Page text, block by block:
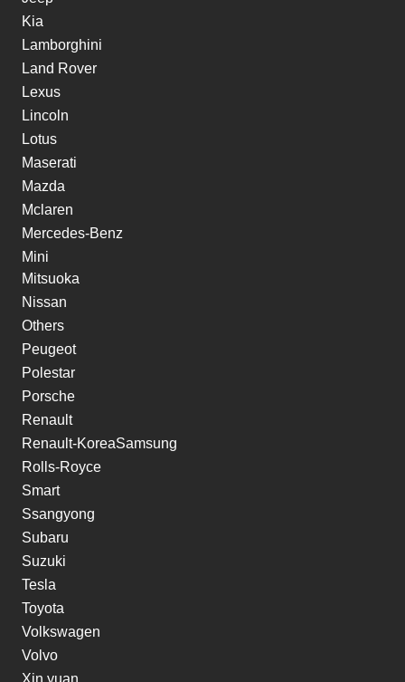
Kia
Lamborghini
Land Rover
Lexus
Lincoln
Lotus
Maserati
Mazda
Mclaren
Mercedes-Benz
Mini
Mitsuoka
Nissan
Others
Peugeot
Polestar
Porsche
Renault
Renault-KoreaSamsung
Rolls-Royce
Smart
Ssangyong
Subaru
Suzuki
Tesla
Toyota
Volkswagen
Volvo